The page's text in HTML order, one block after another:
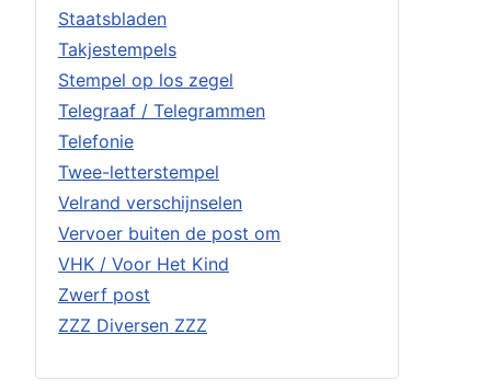
Staatsbladen
Takjestempels
Stempel op los zegel
Telegraaf / Telegrammen
Telefonie
Twee-letterstempel
Velrand verschijnselen
Vervoer buiten de post om
VHK / Voor Het Kind
Zwerf post
ZZZ Diversen ZZZ